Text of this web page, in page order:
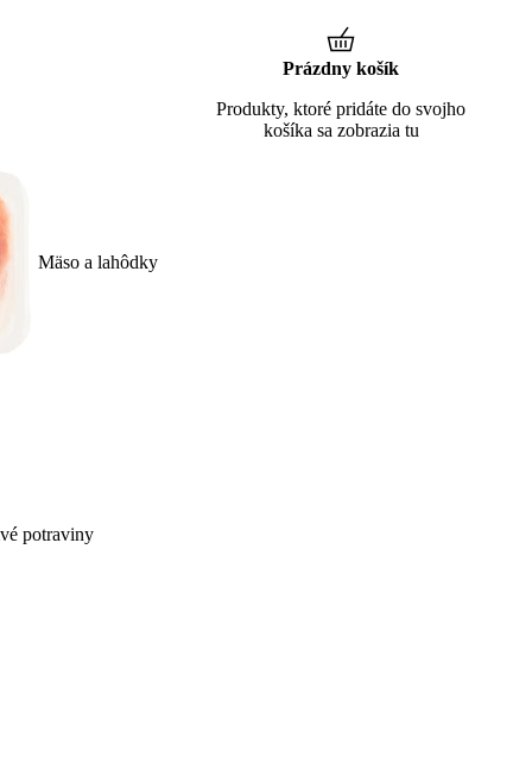
Mäso a lahôdky
potraviny
Prázdny košík
Produkty, ktoré pridáte do svojho
košíka sa zobrazia tu